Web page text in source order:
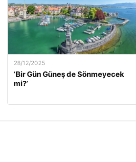
28/12/2025
‘Bir Gün Güneş de Sönmeyecek
mi?’